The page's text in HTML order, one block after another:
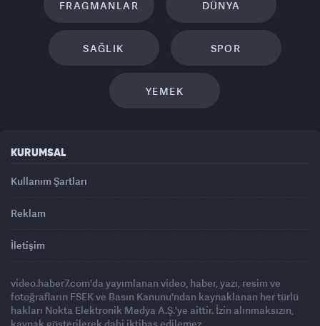
FRAGMANLAR DÜNYA
SAĞLIK SPOR
YEMEK
KURUMSAL
Kullanım Şartları
Reklam
İletişim
video.haber7.com'da yayımlanan video, haber, yazı, resim ve
fotoğrafların FSEK ve Basın Kanunu'ndan kaynaklanan her türlü
hakları Nokta Elektronik Medya A.Ş.'ye aittir. İzin alınmaksızın,